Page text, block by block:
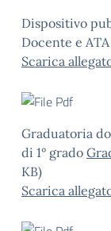
Dispositivo
Docente e ATA
Scarica
Graduatoria
di 1° grado
KB)
Scarica